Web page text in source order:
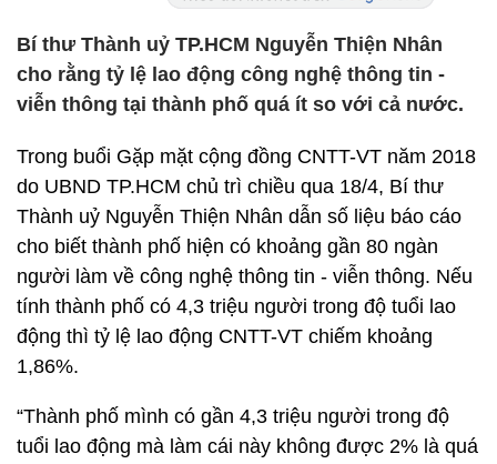
Bí thư Thành uỷ TP.HCM Nguyễn Thiện Nhân
cho rằng tỷ lệ lao động công nghệ thông tin -
viễn thông tại thành phố quá ít so với cả nước.
Trong buổi Gặp mặt cộng đồng CNTT-VT năm 2018
do UBND TP.HCM chủ trì chiều qua 18/4, Bí thư
Thành uỷ Nguyễn Thiện Nhân dẫn số liệu báo cáo
cho biết thành phố hiện có khoảng gần 80 ngàn
người làm về công nghệ thông tin - viễn thông. Nếu
tính thành phố có 4,3 triệu người trong độ tuổi lao
động thì tỷ lệ lao động CNTT-VT chiếm khoảng
1,86%.
“Thành phố mình có gần 4,3 triệu người trong độ
tuổi lao động mà làm cái này không được 2% là quá